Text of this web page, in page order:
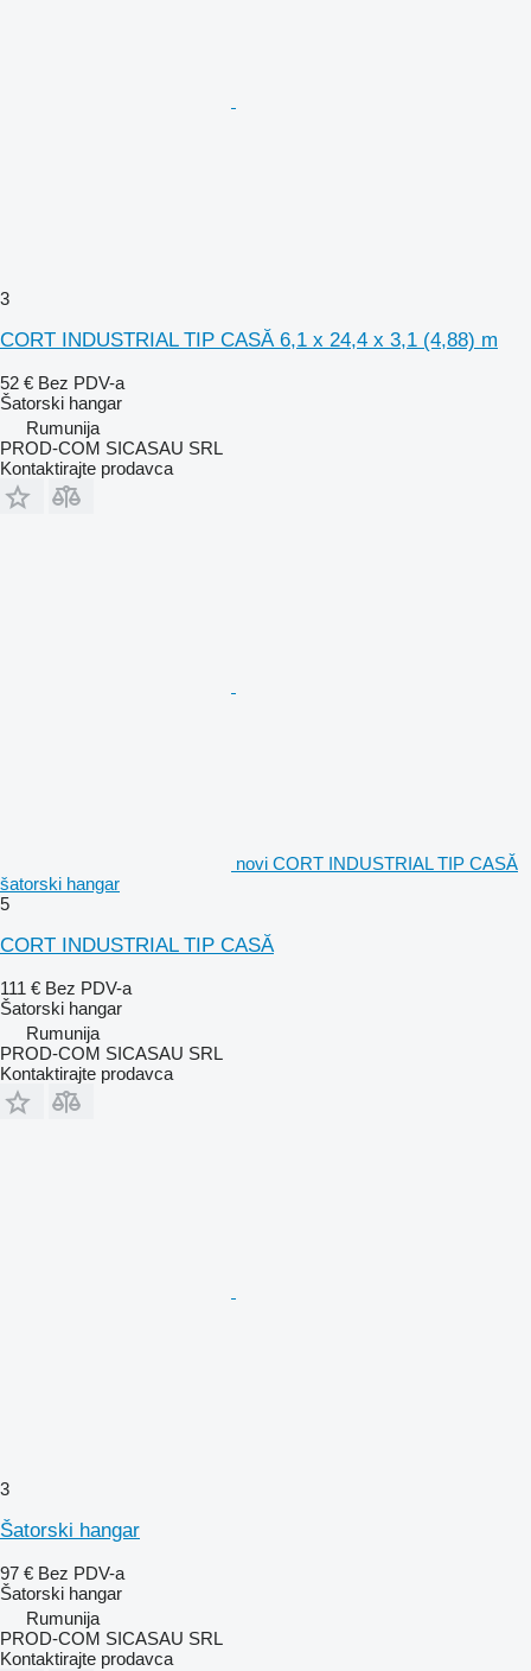
3
CORT INDUSTRIAL TIP CASĂ 6,1 x 24,4 x 3,1 (4,88) m
52 € Bez PDV-a
Šatorski hangar
Rumunija
PROD-COM SICASAU SRL
Kontaktirajte prodavca
novi CORT INDUSTRIAL TIP CASĂ
šatorski hangar
5
CORT INDUSTRIAL TIP CASĂ
111 € Bez PDV-a
Šatorski hangar
Rumunija
PROD-COM SICASAU SRL
Kontaktirajte prodavca
3
Šatorski hangar
97 € Bez PDV-a
Šatorski hangar
Rumunija
PROD-COM SICASAU SRL
Kontaktirajte prodavca